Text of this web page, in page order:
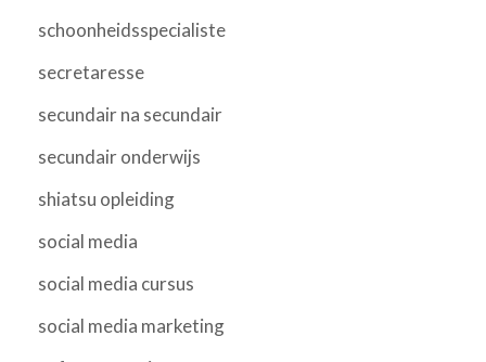
schoonheidsspecialiste
secretaresse
secundair na secundair
secundair onderwijs
shiatsu opleiding
social media
social media cursus
social media marketing